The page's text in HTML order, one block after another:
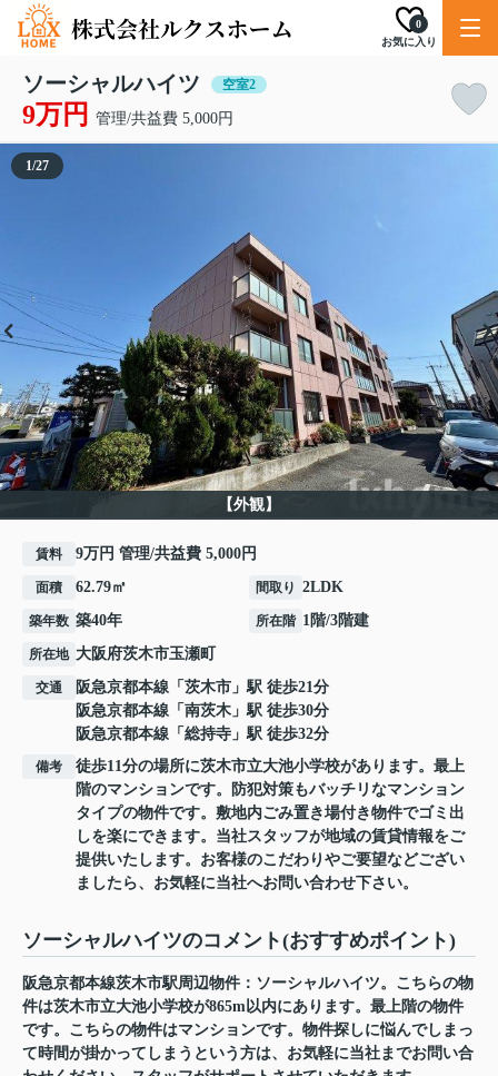
お気に入り
0
ソーシャルハイツ 空室2
9万円 管理/共益費 5,000円
【外観】
1/27
賃料 9万円 管理/共益費 5,000円
面積 62.79㎡ 間取り 2LDK
築年数 築40年 所在階 1階/3階建
所在地 大阪府茨木市玉瀬町
交通 阪急京都本線 「 茨木市 」駅 徒歩21分
阪急京都本線 「 南茨木 」駅 徒歩30分
阪急京都本線 「 総持寺 」駅 徒歩32分
備考
徒歩11分の場所に茨木市立大池小学校があります。最上
階のマンションです。防犯対策もバッチリなマンション
タイプの物件です。敷地内ごみ置き場付き物件でゴミ出
しを楽にできます。当社スタッフが地域の賃貸情報をご
提供いたします。お客様のこだわりやご要望などござい
ましたら、お気軽に当社へお問い合わせ下さい。
ソーシャルハイツのコメント(おすすめポイント)
阪急京都本線茨木市駅周辺物件：ソーシャルハイツ。こちらの物
件は茨木市立大池小学校が865m以内にあります。最上階の物件
です。こちらの物件はマンションです。物件探しに悩んでしまっ
て時間が掛かってしまうという方は、お気軽に当社までお問い合